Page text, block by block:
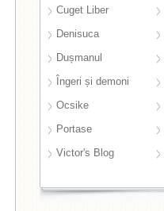
Cuget Liber
Denisuca
Dușmanul
Îngeri și demoni
Ocsike
Portase
Victor's Blog